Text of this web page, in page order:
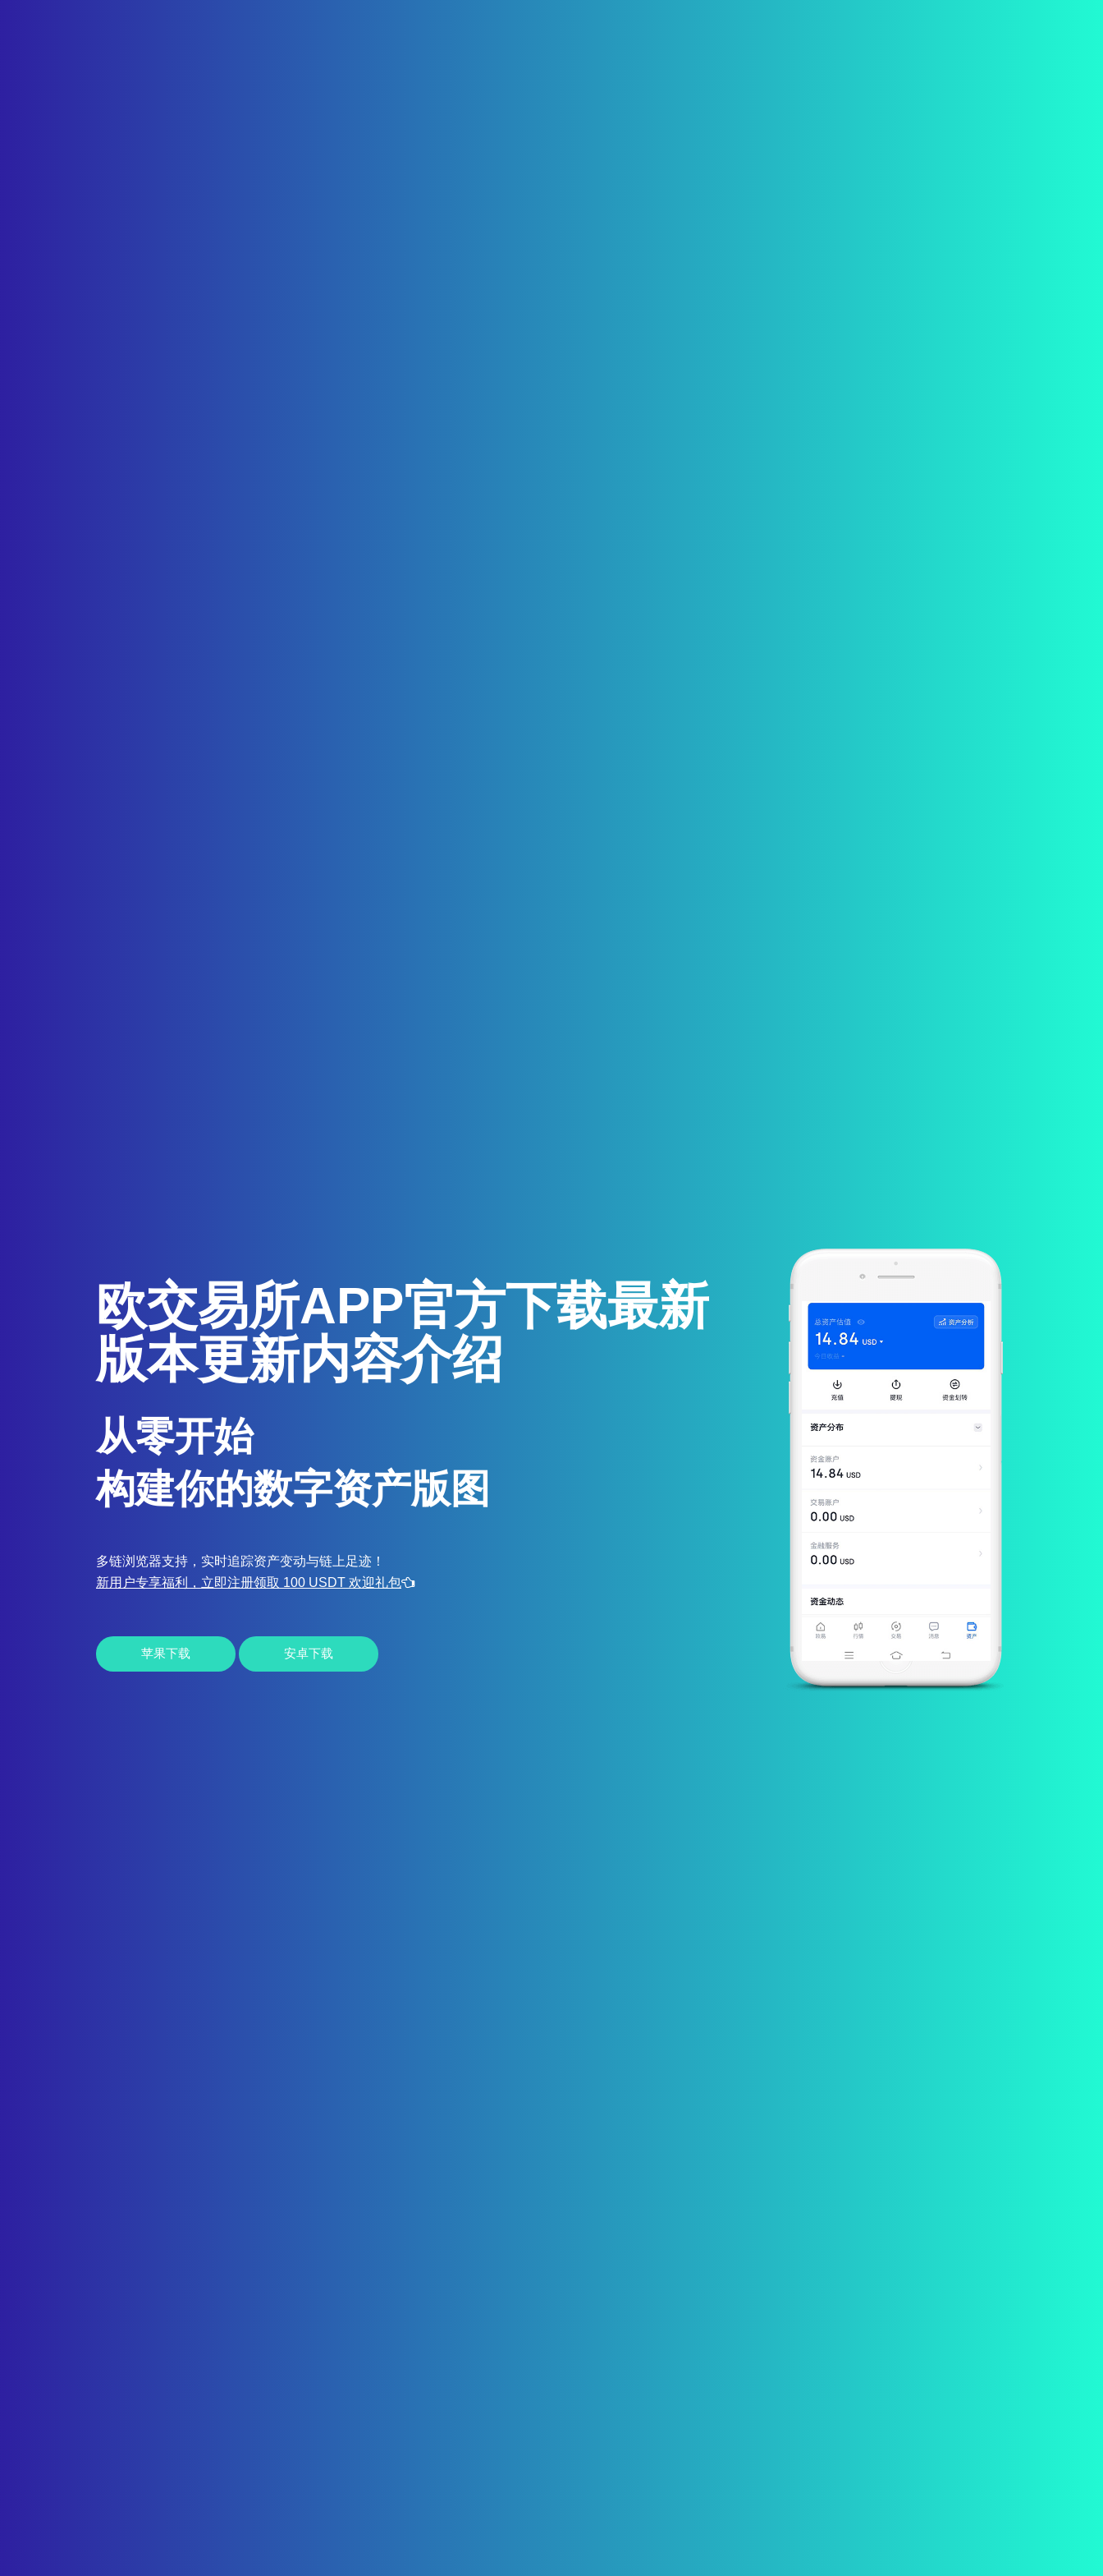
欧交易所APP官方下载最新
版本更新内容介绍
从零开始
构建你的数字资产版图
多链浏览器支持，实时追踪资产变动与链上足迹！
新用户专享福利，立即注册领取 100 USDT 欢迎礼包
苹果下载 安卓下载